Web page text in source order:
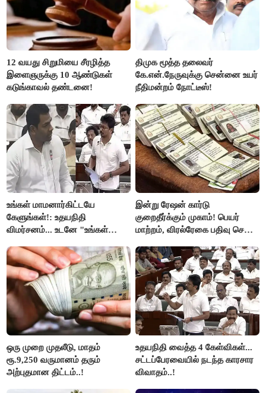
12 வயது சிறுமியை சீரழித்த
இளைஞருக்கு 10 ஆண்டுகள்
கடுங்காவல் தண்டனை!
திமுக மூத்த தலைவர்
கே.என்.நேருவுக்கு சென்னை உயர்
நீதிமன்றம் நோட்டீஸ்!
உங்கள் மாமனார்கிட்டயே
கேளுங்கள்!: உதயநிதி
விமர்சனம்... உடனே "உங்கள்
ஆதவ் அர்ஜுனா பதிலடி!
இன்று ரேஷன் கார்டு
குறைதீர்க்கும் முகாம்! பெயர்
மாற்றம், விரல்ரேகை பதிவு செய்ய
ஒரு முறை முதலீடு, மாதம்
ரூ.9,250 வருமானம் தரும்
அற்புதமான திட்டம்..!
உதயநிதி வைத்த 4 கேள்விகள்...
சட்டப்பேரவையில் நடந்த காரசார
விவாதம்..!